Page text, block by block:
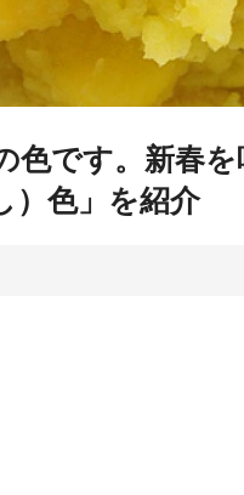
色です。新春
）色」を紹介